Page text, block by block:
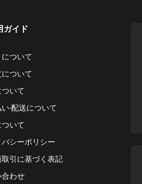
ガイド
ついて
ついて
いて
‧配送について
いて
シーポリシー
取引に基づく表記
合わせ